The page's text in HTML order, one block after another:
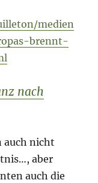
medien
brennt-
nach
auch nicht
aber
auch die